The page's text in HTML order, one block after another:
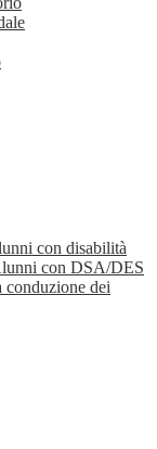
con disabilità
con DSA/DES
dei